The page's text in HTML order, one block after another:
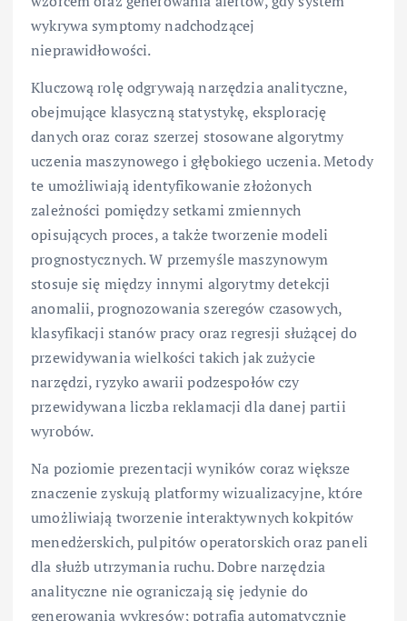
wykrywa symptomy nadchodzącej
nieprawidłowości.
Kluczową rolę odgrywają narzędzia analityczne,
obejmujące klasyczną statystykę, eksplorację
danych oraz coraz szerzej stosowane algorytmy
uczenia maszynowego i głębokiego uczenia. Metody
te umożliwiają identyfikowanie złożonych
zależności pomiędzy setkami zmiennych
opisujących proces, a także tworzenie modeli
prognostycznych. W przemyśle maszynowym
stosuje się między innymi algorytmy detekcji
anomalii, prognozowania szeregów czasowych,
klasyfikacji stanów pracy oraz regresji służącej do
przewidywania wielkości takich jak zużycie
narzędzi, ryzyko awarii podzespołów czy
przewidywana liczba reklamacji dla danej partii
wyrobów.
Na poziomie prezentacji wyników coraz większe
znaczenie zyskują platformy wizualizacyjne, które
umożliwiają tworzenie interaktywnych kokpitów
menedżerskich, pulpitów operatorskich oraz paneli
dla służb utrzymania ruchu. Dobre narzędzia
analityczne nie ograniczają się jedynie do
generowania wykresów; potrafią automatycznie